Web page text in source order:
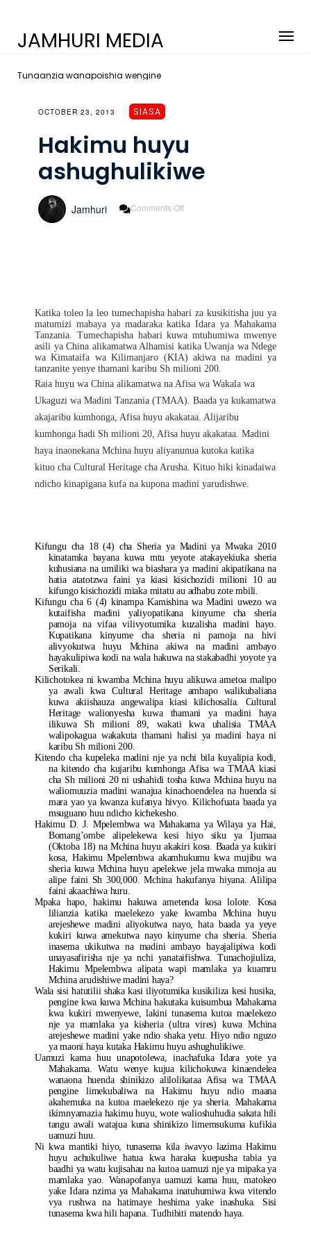
JAMHURI MEDIA
Tunaanzia wanapoishia wengine
OCTOBER 23, 2013 SIASA
Hakimu huyu
ashughulikiwe
Jamhuri Comments Off
Katika toleo la leo tumechapisha habari za kusikitisha juu ya
matumizi mabaya ya madaraka katika Idara ya Mahakama
Tanzania. Tumechapisha habari kuwa mtuhumiwa mwenye
asili ya China alikamatwa Alhamisi katika Uwanja wa Ndege
wa Kimataifa wa Kilimanjaro (KIA) akiwa na madini ya
tanzanite yenye thamani karibu Sh milioni 200.
Raia huyu wa China alikamatwa na Afisa wa Wakala wa
Ukaguzi wa Madini Tanzania (TMAA). Baada ya kukamatwa
akajaribu kumhonga, Afisa huyu akakataa. Alijaribu
kumhonga hadi Sh milioni 20, Afisa huyu akakataa. Madini
haya inaonekana Mchina huyu aliyanunua kutoka katika
kituo cha Cultural Heritage cha Arusha. Kituo hiki kinadaiwa
ndicho kinapigana kufa na kupona madini yarudishwe.
Kifungu cha 18 (4) cha Sheria ya Madini ya Mwaka 2010
kinatamka bayana kuwa mtu yeyote atakayekiuka sheria
kuhusiana na umiliki wa biashara ya madini akipatikana na
hatia atatotzwa faini ya kiasi kisichozidi milioni 10 au
kifungo kisichozidi miaka mitatu au adhabu zote mbili.
Kifungu cha 6 (4) kinampa Kamishina wa Madini uwezo wa
kutaifisha madini yaliyopatikana kinyume cha sheria
pamoja na vifaa vilivyotumika kuzalisha madini hayo.
Kupatikana kinyume cha sheria ni pamoja na hivi
alivyokutwa huyu Mchina akiwa na madini ambayo
hayakulipiwa kodi na wala hakuwa na stakabadhi yoyote ya
Serikali.
Kilichotokea ni kwamba Mchina huyu alikuwa ametoa malipo
ya awali kwa Cultural Heritage ambapo walikubaliana
kuwa akiishauza angewalipa kiasi kilichosalia. Cultural
Heritage walionyesha kuwa thamani ya madini haya
ilikuwa Sh milioni 89, wakati kwa uhalisia TMAA
walipokagua wakakuta thamani halisi ya madini haya ni
karibu Sh milioni 200.
Kitendo cha kupeleka madini nje ya nchi bila kuyalipia kodi,
na kitendo cha kujaribu kumhonga Afisa wa TMAA kiasi
cha Sh milioni 20 ni ushahidi tosha kuwa Mchina huyu na
waliomuuzia madini wanajua kinachoendelea na huenda si
mara yao ya kwanza kufanya hivyo. Kilichofuata baada ya
msuguano huu ndicho kichekesho.
Hakimu D. J. Mpelembwa wa Mahakama ya Wilaya ya Hai,
Bomang’ombe alipelekewa kesi hiyo siku ya Ijumaa
(Oktoba 18) na Mchina huyu akakiri kosa. Baada ya kukiri
kosa, Hakimu Mpelembwa akamhukumu kwa mujibu wa
sheria kuwa Mchina huyu apelekwe jela mwaka mmoja au
alipe faini Sh 300,000. Mchina hakufanya hiyana. Alilipa
faini akaachiwa huru.
Mpaka hapo, hakimu hakuwa ametenda kosa lolote. Kosa
lilianzia katika maelekezo yake kwamba Mchina huyu
arejeshewe madini aliyokutwa nayo, hata baada ya yeye
kukiri kuwa amekutwa nayo kinyume cha sheria. Sheria
inasema ukikutwa na madini ambayo hayajalipiwa kodi
unayasafirisha nje ya nchi yanataifishwa. Tunachojiuliza,
Hakimu Mpelembwa alipata wapi mamlaka ya kuamru
Mchina arudishiwe madini haya?
Wala sisi hatutilii shaka kasi iliyotumika kusikiliza kesi husika,
pengine kwa kuwa Mchina hakutaka kuisumbua Mahakama
kwa kukiri mwenyewe, lakini tunasema kutoa maelekezo
nje ya mamlaka ya kisheria (ultra vires) kuwa Mchina
arejeshewe madini yake ndio shaka yetu. Hiyo ndio nguzo
ya maoni haya kutaka Hakimu huyu ashughulikiwe.
Uamuzi kama huu unapotolewa, inachafuka Idara yote ya
Mahakama. Watu wenye kujua kilichokuwa kinaendelea
wanaona huenda shinikizo alilolikataa Afisa wa TMAA
pengine limekubaliwa na Hakimu huyu ndio maana
akahemuka na kutoa maelekezo nje ya sheria. Mahakama
ikimnyamazia hakimu huyu, wote walioshuhudia sakata hili
tangu awali watajua kuna shinikizo limemsukuma kufikia
uamuzi huu.
Ni kwa mantiki hiyo, tunasema kila iwavyo lazima Hakimu
huyu achukuliwe hatua kwa haraka kuepusha tabia ya
baadhi ya watu kujisahau na kutoa uamuzi nje ya mipaka ya
mamlaka yao. Wanapofanya uamuzi kama huu, matokeo
yake Idara nzima ya Mahakama inatuhumiwa kwa vitendo
vya rushwa na hatimaye heshima yake inashuka. Sisi
tunasema kwa hili hapana. Tudhibiti matendo haya.